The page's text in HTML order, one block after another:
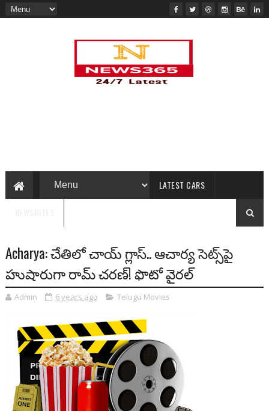
LATEST CARS
Acharya: చేతిలో చాయ్ గ్లాస్.. ఆచార్య సెట్స్‌పై
హుషారుగా రామ్ చరణ్! ఫొటో వైరల్
Admin 6 years ago Telugu Movies